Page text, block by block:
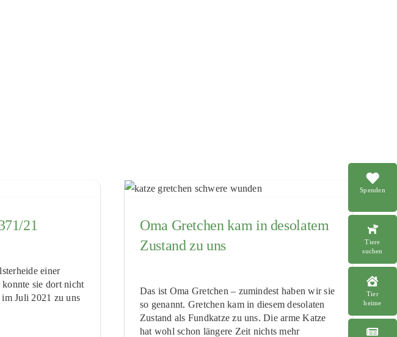
Spenden
Tiere
suchen
Tier
heime
21
einer
sie dort nicht
Juli 2021 zu uns
Oma Gretchen kam in desolatem
Zustand zu uns
Das ist Oma Gretchen – zumindest haben wir sie
so genannt. Gretchen kam in diesem desolaten
Zustand als Fundkatze zu uns. Die arme Katze
hat wohl schon längere Zeit nichts mehr